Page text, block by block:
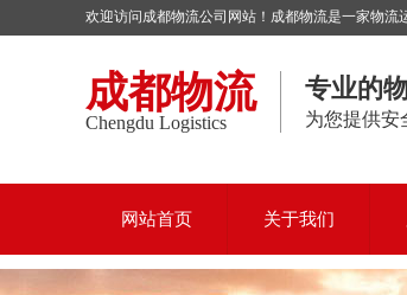
欢迎访问成都物流公司网站！成都物流是一家物流
成都物流
Chengdu Logistics
专业的
为您提供安
网站首页 关于我们